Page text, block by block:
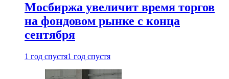
Мосбиржа увеличит время торгов
на фондовом рынке с конца
сентября
1 год спустя1 год спустя